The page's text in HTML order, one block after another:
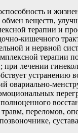
и
веществ,
терапии и
кишечного
и нервной
терапии
лечении
устранению
овариально-
переломов,